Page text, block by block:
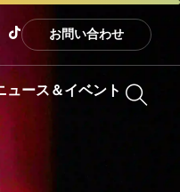
お問い合わせ
ュース＆イベント